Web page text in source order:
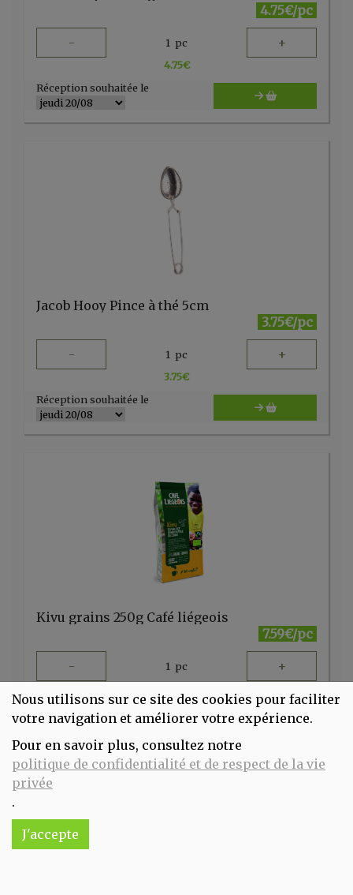
Nous utilisons sur ce site des cookies pour faciliter
votre navigation et améliorer votre expérience.
Pour en savoir plus, consultez notre
politique de confidentialité et de respect de la vie
privée
.
J'accepte
4.75€/pc
- 1 pc +
4.75€
Réception souhaitée le
Jacob Hooy Pince à thé 5cm
3.75€/pc
- 1 pc +
3.75€
Réception souhaitée le
Kivu grains 250g Café liégeois
7.59€/pc
- 1 pc +
Réception souhaitée le